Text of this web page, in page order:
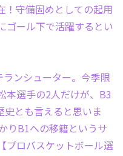
！守備固めとしての起用
ゴール下で活躍するとい
ンシューター。今季限
本選手の2人だけが、B3
史とも言えると思いま
りB1への移籍というサ
プロバスケットボール選